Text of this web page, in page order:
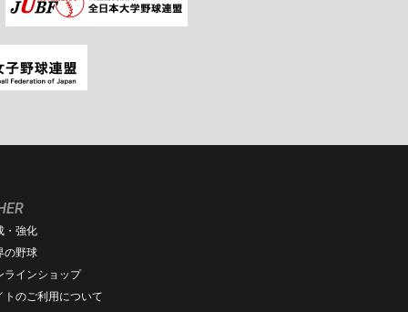
・強化
の野球
ラインショップ
トのご利用について